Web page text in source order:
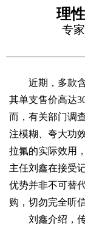
理
专
近期，多款含
其单支售价高达
而，有关部门调
注模糊、夸大功
拉氟的实际效用
主任刘鑫在接受
优势并非不可替
购，切勿完全听
刘鑫介绍，传